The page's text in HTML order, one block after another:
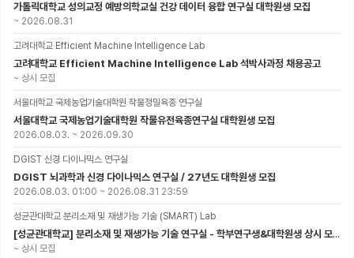
가톨릭대학교 성의교정 예방의학교실 건강 데이터 융합 연구실 대학원생 모집
~ 2026.08.31
고려대학교 Efficient Machine Intelligence Lab
고려대학교 Efficient Machine Intelligence Lab 석박사과정 채용공고
~ 상시 모집
서울대학교 국제농업기술대학원 작물정밀육종 연구실
서울대학교 국제농업기술대학원 작물유전육종연구실 대학원생 모집
2026.08.03. ~ 2026.09.30
DGIST 신경 다이나믹스 연구실
DGIST 뇌과학과 신경 다이나믹스 연구실 / 27년도 대학원생 모집
2026.08.03. 01:00 ~ 2026.08.31 23:59
성균관대학교 분리소재 및 재생가능 기술 (SMART) Lab
[성균관대학교] 분리소재 및 재생가능 기술 연구실 - 학부연구생&대학원생 상시 모집 (미래에너지공학과)
~ 상시 모집